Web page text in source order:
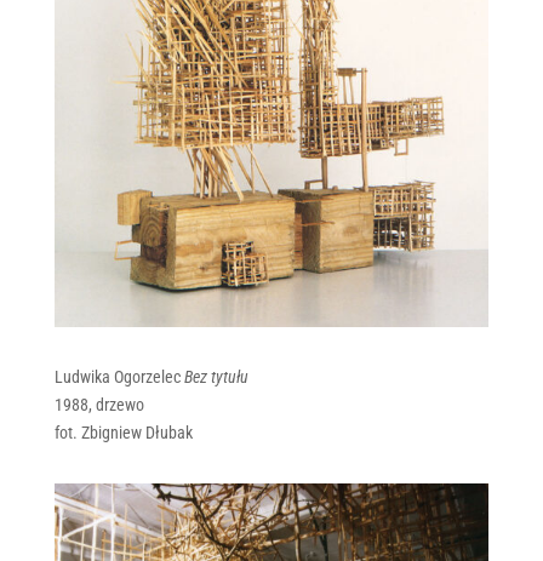
Ludwika OgorzelecBez tytułu
1988, drzewo
fot. Zbigniew Dłubak